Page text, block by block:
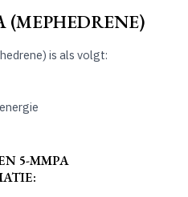
(MEPHEDRENE)
is als volgt:
5-MMPA